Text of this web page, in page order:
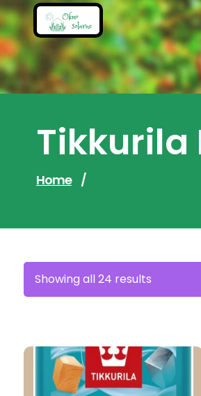
Skip
to
content
Tikkurila
Home /
Showing all 24 results
by